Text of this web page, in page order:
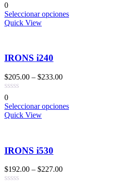
0
Seleccionar opciones
Quick View
IRONS i240
$205.00 – $233.00
0
Seleccionar opciones
Quick View
IRONS i530
$192.00 – $227.00